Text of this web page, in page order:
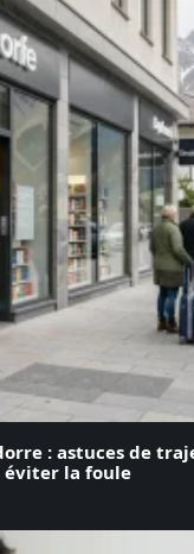
: astuces de
éviter la foule